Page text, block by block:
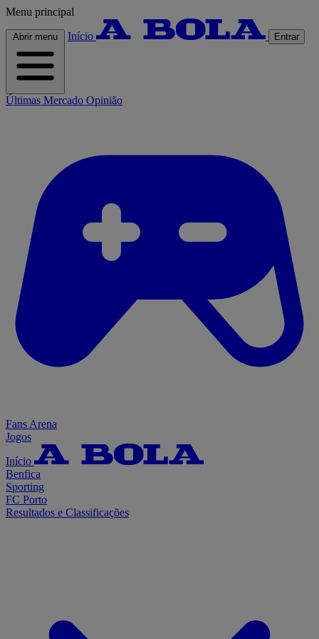
Menu principal
Abrir menu Início Entrar
Últimas Mercado Opinião
Fans Arena
Jogos
Início
Benfica
Sporting
FC Porto
Resultados e Classificações